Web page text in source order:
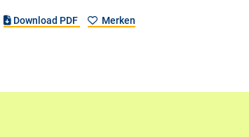
Download PDF Merken